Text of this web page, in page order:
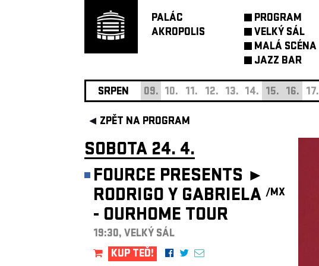
PALÁC
AKROPOLIS
PROGRAM
VELKÝ SÁL
MALÁ SCÉNA
JAZZ BAR
SRPEN 09. 10. 11. 12. 13. 14. 15. 16. 17.
ZPĚT NA PROGRAM
SOBOTA 24. 4.
FOURCE PRESENTS ►
RODRIGO Y GABRIELA /MX
- OURHOME TOUR
19:30, VELKÝ SÁL
KUP TEĎ!